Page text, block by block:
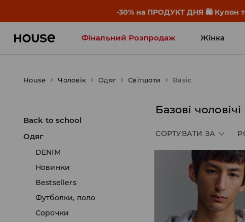
-30% на ПРОДУКТ ДНЯ 🛍️ Купон та
Фінальний Розпродаж Жінка
House Чоловік Одяг Світшоти Basic
Back to school
Одяг
DENIM
Новинки
Bestsellers
Футболки, поло
Сорочки
Базові
СОРТУВАТИ ЗА